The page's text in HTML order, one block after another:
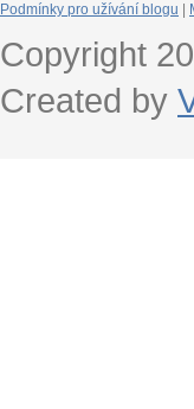
Podmínky pro užívání blogu
Copyright
Created by